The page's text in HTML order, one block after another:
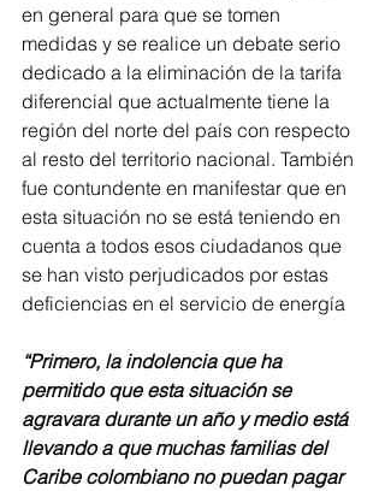
en general para que se tomen
medidas y se realice un debate serio
dedicado a la eliminación de la tarifa
diferencial que actualmente tiene la
región del norte del país con respecto
al resto del territorio nacional. También
fue contundente en manifestar que en
esta situación no se está teniendo en
cuenta a todos esos ciudadanos que
se han visto perjudicados por estas
deficiencias en el servicio de energía
“Primero, la indolencia que ha
permitido que esta situación se
agravara durante un año y medio está
llevando a que muchas familias del
Caribe colombiano no puedan pagar